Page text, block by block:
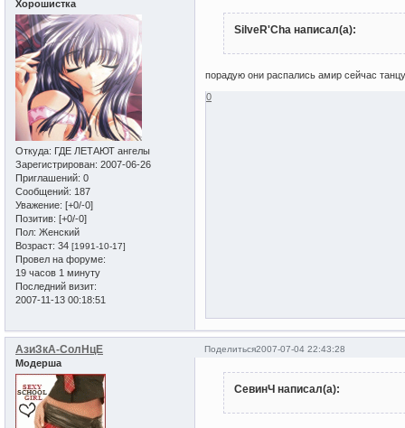
Хорошистка
Откуда: ГДЕ ЛЕТАЮТ ангелы
Зарегистрирован: 2007-06-26
Приглашений: 0
Сообщений: 187
Уважение: [+0/-0]
Позитив: [+0/-0]
Пол: Женский
Возраст: 34 [1991-10-17]
Провел на форуме:
19 часов 1 минуту
Последний визит:
2007-11-13 00:18:51
SilveR'Cha написал(а):
порадую они распались амир сейчас
0
Поделиться2007-07-04 22:43:28
АзиЗкА-СолНцЕ
Модерша
СевинЧ написал(а):